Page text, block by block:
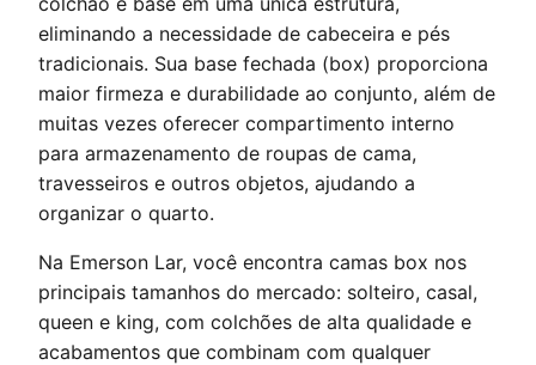
eliminando a necessidade de cabeceira e pés
tradicionais. Sua base fechada (box) proporciona
maior firmeza e durabilidade ao conjunto, além de
muitas vezes oferecer compartimento interno
para armazenamento de roupas de cama,
travesseiros e outros objetos, ajudando a
organizar o quarto.
Na Emerson Lar, você encontra camas box nos
principais tamanhos do mercado: solteiro, casal,
queen e king, com colchões de alta qualidade e
acabamentos que combinam com qualquer